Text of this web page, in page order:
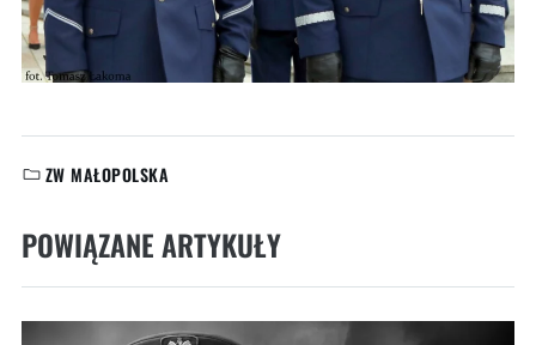
KATEGORIE:
ZW MAŁOPOLSKA
POWIĄZANE ARTYKUŁY